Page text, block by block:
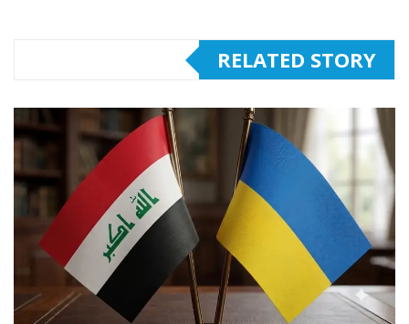
RELATED STORY